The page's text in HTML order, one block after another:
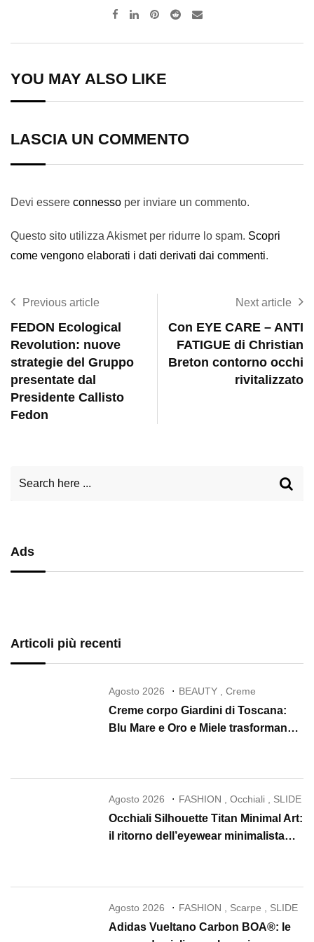
Pinterest
RedditShare
YOU MAY ALSO LIKE
LASCIA UN COMMENTO
Devi essere connesso per inviare un commento.
Questo sito utilizza Akismet per ridurre lo spam. Scopri
come vengono elaborati i dati derivati dai commenti.
Previous article
FEDON Ecological
Revolution: nuove
strategie del Gruppo
presentate dal
Presidente Callisto
Fedon
Next article
Con EYE CARE – ANTI
FATIGUE di Christian
Breton contorno occhi
rivitalizzato
Ads
Articoli più recenti
Agosto 2026 BEAUTY ,Creme
Creme corpo Giardini di Toscana:
Blu Mare e Oro e Miele trasformano
Agosto 2026 FASHION ,Occhiali , SLIDE
Occhiali Silhouette Titan Minimal Art:
il ritorno dell’eyewear minimalista
Agosto 2026 FASHION Scarpe SLIDE
Adidas Vueltano Carbon BOA®: le